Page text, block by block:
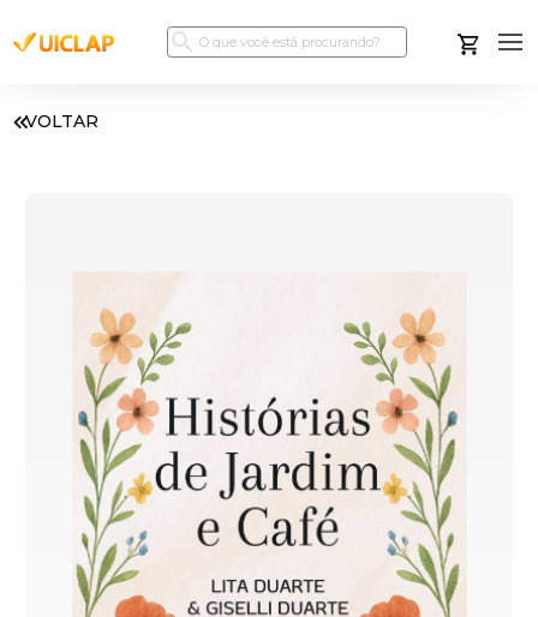
VOLTAR